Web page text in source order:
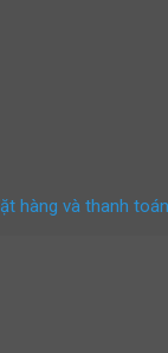
hàng và thanh toán